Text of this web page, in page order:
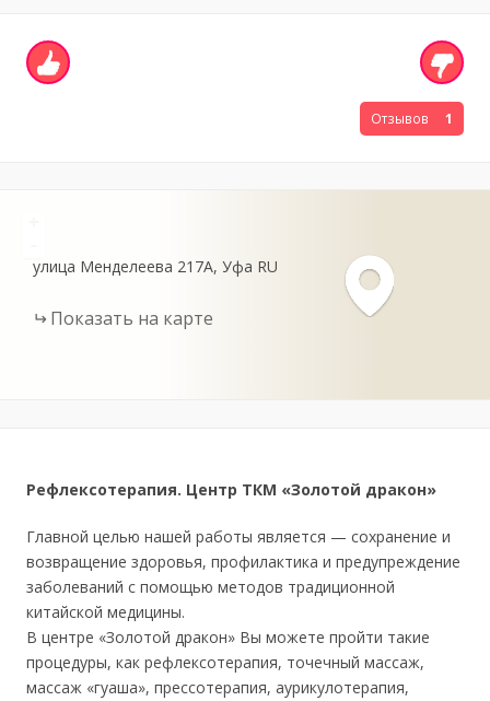
Отзывов 1
улица Менделеева 217А Уфа RU
Показать на карте
Рефлексотерапия. Центр ТКМ «Золотой дракон»
Главной целью нашей работы является — сохранение и
возвращение здоровья, профилактика и предупреждение
заболеваний с помощью методов традиционной
китайской медицины.
В центре «Золотой дракон» Вы можете пройти такие
процедуры, как рефлексотерапия, точечный массаж,
массаж «гуаша», прессотерапия, аурикулотерапия,